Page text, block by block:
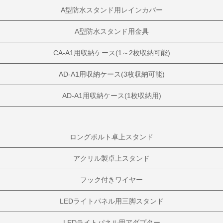
A型防水スタンド用レインカバー
A型防水スタンド用金具
CA-A1用収納ケース(1～2枚収納可能)
AD-A1用収納ケース(3枚収納可能)
AD-A1用収納ケース(1枚収納用)
ロングボルト卓上スタンド
アクリル製卓上スタンド
フック付きワイヤー
LEDライトパネル用三脚スタンド